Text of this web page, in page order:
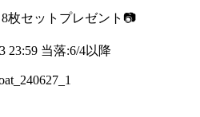
枚セットプレゼント📷
23:59 当落:6/4以降